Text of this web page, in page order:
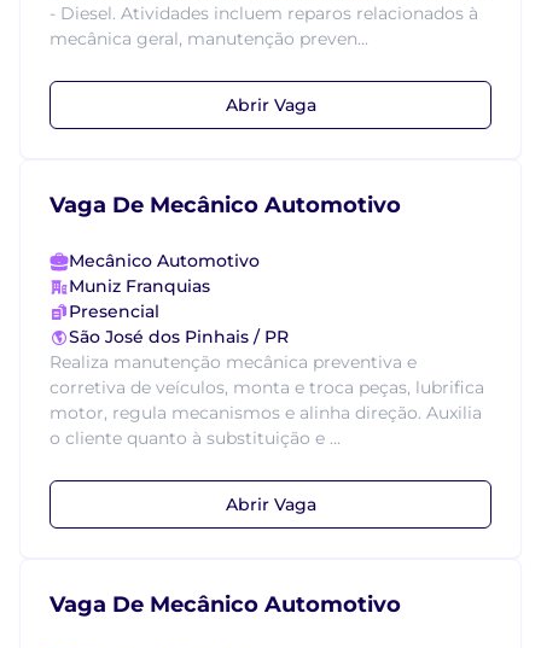
- Diesel. Atividades incluem reparos relacionados à
mecânica geral, manutenção preven...
Abrir Vaga
Vaga De Mecânico Automotivo
Mecânico Automotivo
Muniz Franquias
Presencial
São José dos Pinhais / PR
Realiza manutenção mecânica preventiva e
corretiva de veículos, monta e troca peças, lubrifica
motor, regula mecanismos e alinha direção. Auxilia
o cliente quanto à substituição e ...
Abrir Vaga
Vaga De Mecânico Automotivo